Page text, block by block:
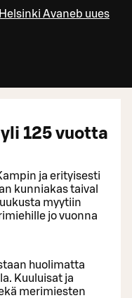
Avaneb uues
125 vuotta
ja erityisesti
kunniakas taival
myytiin
jo vuonna
huolimatta
Kuuluisat ja
merimiesten